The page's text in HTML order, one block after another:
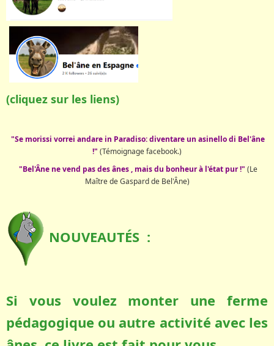
(cliquez sur les liens)
"Se morissi vorrei andare in Paradiso: diventare un asinello di Bel'âne
!" (Témoignage facebook.)
"Bel'Âne ne vend pas des ânes , mais du bonheur à l'état pur !" (Le
Maître de Gaspard de Bel'Âne)
NOUVEAUTÉS :
Si vous voulez monter une ferme
pédagogique ou autre activité avec les